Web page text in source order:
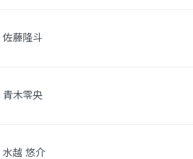
佐藤隆斗
青木零央
水越 悠介